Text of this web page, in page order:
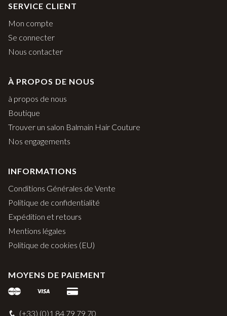
SERVICE CLIENT
Mon compte
Se connecter
Nous contacter
À PROPOS DE NOUS
à propos de nous
Boutique
Trouver un salon Balmain Hair Couture
Nos engagements
INFORMATIONS
Conditions Générales de Vente
Politique de confidentialité
Expédition et retours
Mentions légales
Politique de cookies (EU)
MOYENS DE PAIEMENT
(+33) (0)1 84 79 79 70